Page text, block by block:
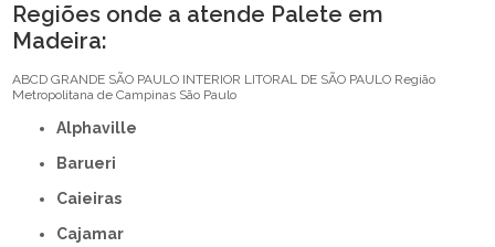
Regiões onde a atende Palete em
Madeira:
ABCD GRANDE SÃO PAULO INTERIOR LITORAL DE SÃO PAULO Região
Metropolitana de Campinas São Paulo
Alphaville
Barueri
Caieiras
Cajamar